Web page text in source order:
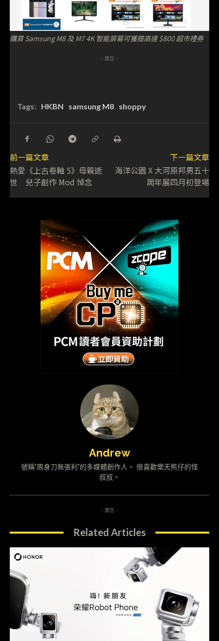
購買 Samsung M8 及 M7 4K 智能屏幕可獲贈高達 $800 超市禮券
- 廣告 -
Tags: HKBN samsung M8 shoppy
前一篇文章
熱愛《上古卷軸 5》母親逝
世 兒子創作 Mod 悼念
下一篇文章
海洋公園 X 大河原邦男五十
周年展四月初登場
Andrew
號稱"周身刀無張利"的多媒體創作人。 很喜歡樂天熊仔的怪
叔叔。
- 廣告 -
Related Articles